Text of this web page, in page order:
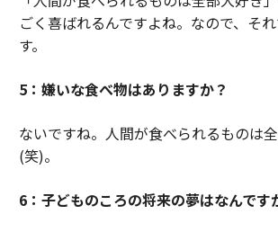
ごく喜ばれるんですよね。なので、そ
す。
5：嫌いな食べ物はありますか？
ないですね。人間が食べられるものは
(笑)。
6：子どものころの将来の夢はなんです